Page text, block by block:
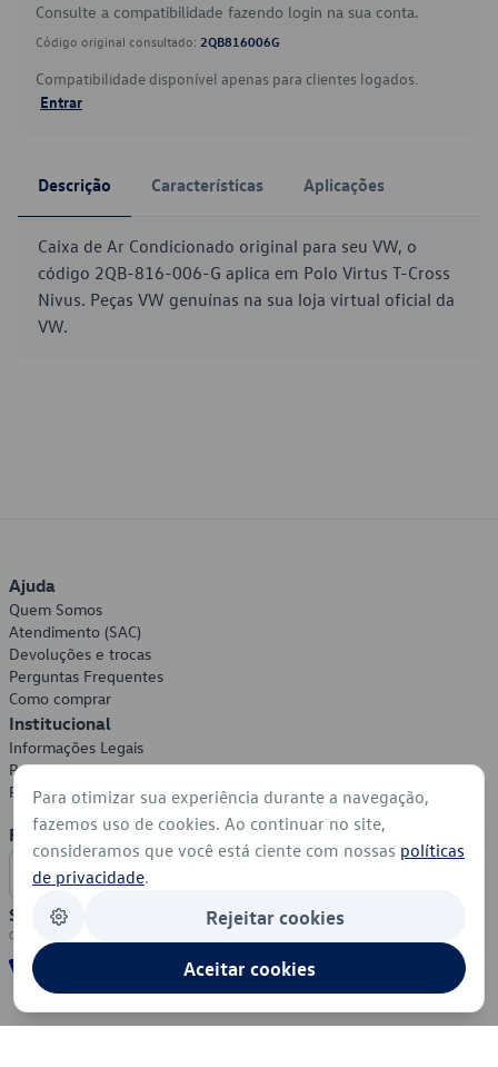
Consulte a compatibilidade fazendo login na sua conta.
Código original consultado: 2QB816006G
Compatibilidade disponível apenas para clientes logados.
Entrar
Descrição Características Aplicações
Caixa de Ar Condicionado original para seu VW, o
código 2QB-816-006-G aplica em Polo Virtus T-Cross
Nivus. Peças VW genuínas na sua loja virtual oficial da
VW.
Ajuda
Quem Somos
Atendimento (SAC)
Devoluções e trocas
Perguntas Frequentes
Como comprar
Institucional
Informações Legais
Política de Privacidade
Política de Cookies
Formas de Pagamento
Segurança
Para otimizar sua experiência durante a navegação,
fazemos uso de cookies. Ao continuar no site,
consideramos que você está ciente com nossas políticas
de privacidade.
Rejeitar cookies
Aceitar cookies